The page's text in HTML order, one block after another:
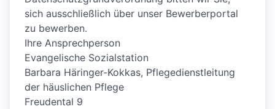
sich ausschließlich über unser Bewerberportal
zu bewerben.
Ihre Ansprechperson
Evangelische Sozialstation
Barbara Häringer-Kokkas, Pflegedienstleitung
der häuslichen Pflege
Freudental 9